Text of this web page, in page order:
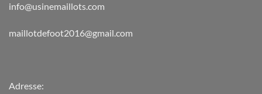
info@usinemaillots.com
maillotdefoot2016@gmail.com
Adresse: